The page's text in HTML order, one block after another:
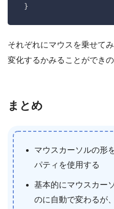
}
それぞれにマウスを乗せて
変化するかみることができ
まとめ
マウスカーソルの形
パティを使用する
基本的にマウスカー
のに自動で変わるが